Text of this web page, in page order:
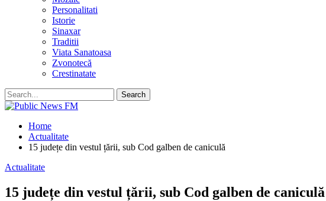
Personalitati
Istorie
Sinaxar
Traditii
Viata Sanatoasa
Zvonotecă
Crestinatate
Home
Actualitate
15 județe din vestul țării, sub Cod galben de caniculă
Actualitate
15 județe din vestul țării, sub Cod galben de caniculă